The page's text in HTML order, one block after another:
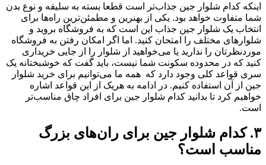
اینکه کدام شلوار جین جذاب‌تر است قطعا بسته به سلیقه و نوع بدن
شما متفاوت خواهد بود. یکی از بهنرین و مطمئن‌ترین راه‌ها برای
انتخاب یک شلوار جین جذاب این است که به فروشگاه بروید و
شلوارهای مختلف را امتحان کنید. اما اگر امکان رفتن به فروشگاه
موردنظرتان را ندارید یا می‌خواهید از شلوار را از جایی خریداری
کنید که در محدوده سکونت شما نیست، باید گفت که خوشبختانه یک
سری قواعد کلی وجود دارد که همه ما می‌توانیم برای خرید شلوار
جین از آن استفاده کنیم. در ادامه به هریک از این قواعد اشاره
خواهیم کرد تا بدانید کدام شلوار جین برای افراد چاق مناسب‌تر
است.
۳. کدام شلوار جین برای ران‌های بزرگ
مناسب است؟